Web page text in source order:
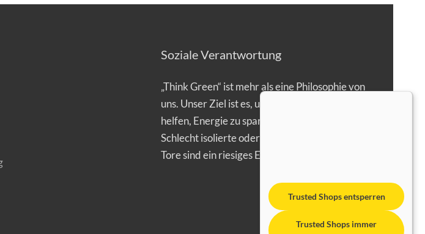
Soziale Verantwortung
„Think Green“ ist mehr als eine Philosophie von
uns. Unser Ziel ist es, unseren Kunden zu
helfen, Energie zu sparen.
Schlecht isolierte oder gar offen stehende
Tore sind ein riesiges Energieproblem…
Trusted Shops entsperren
Trusted Shops immer